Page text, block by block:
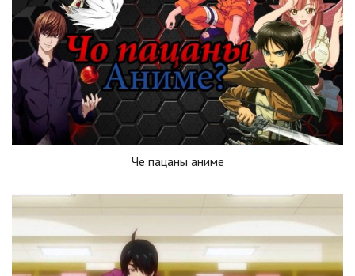
Че пацаны аниме